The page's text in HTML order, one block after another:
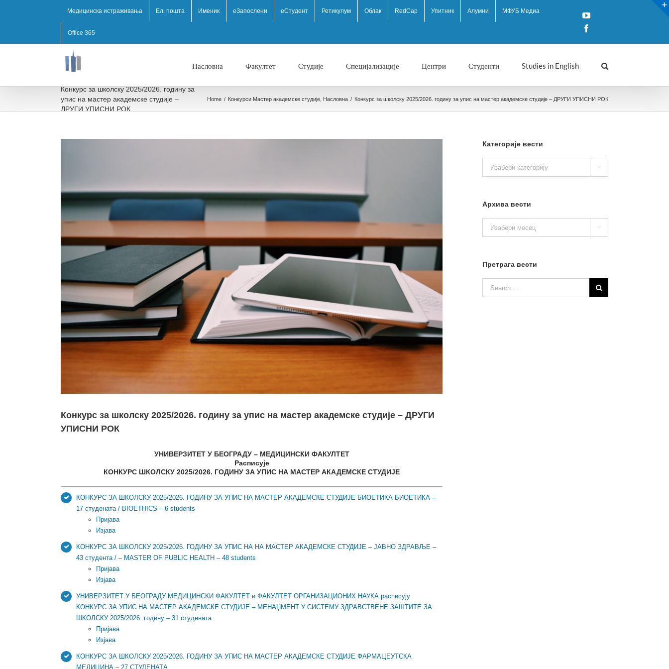
Медицинска истраживања Ел. пошта Именик eЗапослени еСтудент Ретикулум Облак RedCap Упитник Алумни МФУБ Медиа
Office 365
YouTube
Насловна Факултет Студије Специјализације Центри Студенти Studies in English
Конкурс за школску 2025/⁠2026. годину за
упис на мастер академске студије –
ДРУГИ УПИСНИ РОК
Home / Конкурси Мастер академске студије Насловна / Конкурс за школску 2025/⁠2026. годину за упис на мастер академске студије – ДРУГИ УПИСНИ РОК
Конкурс за школску 2025/⁠2026. годину за упис на мастер академске студије – ДРУГИ
УПИСНИ РОК
УНИВЕРЗИТЕТ У БЕОГРАДУ – МЕДИЦИНСКИ ФАКУЛТЕТ
Расписује
КОНКУРС ШКОЛСКУ 2025/⁠2026. ГОДИНУ ЗА УПИС НА МАСТЕР АКАДЕМСКЕ СТУДИЈЕ
КОНКУРС ЗА ШКОЛСКУ 2025/2026. ГОДИНУ ЗА УПИС НА МАСТЕР АКАДЕМСКЕ СТУДИЈЕ БИОЕТИКА БИОЕТИКА –
17 студената / BIOETHICS – 6 students
Пријава
Изјава
КОНКУРС ЗА ШКОЛСКУ 2025/2026. ГОДИНУ ЗА УПИС НА НА МАСТЕР АКАДЕМСКЕ СТУДИЈЕ – ЈАВНО ЗДРАВЉЕ –
43 студента / – MASTER OF PUBLIC HEALTH – 48 students
Пријава
Изјава
УНИВЕРЗИТЕТ У БЕОГРАДУ МЕДИЦИНСКИ ФАКУЛТЕТ и ФАКУЛТЕТ ОРГАНИЗАЦИОНИХ НАУКА расписују
КОНКУРС ЗА УПИС НА МАСТЕР АКАДЕМСКЕ СТУДИЈЕ – МЕНАЏМЕНТ У СИСТЕМУ ЗДРАВСТВЕНЕ ЗАШТИТЕ ЗА
ШКОЛСКУ 2025/2026. годину – 31 студената
Пријава
Изјава
КОНКУРС ЗА ШКОЛСКУ 2025/2026. ГОДИНУ ЗА УПИС НА МАСТЕР АКАДЕМСКЕ СТУДИЈЕ ФАРМАЦЕУТСКА
МЕДИЦИНА – 27 СТУДЕНАТА
Категорије вести
вести

Архива вести
вести

Претрага вести